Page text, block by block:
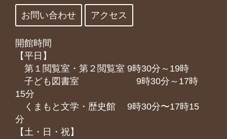
お問い合わせ アクセス
開館時間
【平日】
第１閲覧室・第２閲覧室 9時30分～19時
子ども図書室 9時30分～17時
15分
くまもと⽂学・歴史館 9時30分〜17時15
分
【土・日・祝】